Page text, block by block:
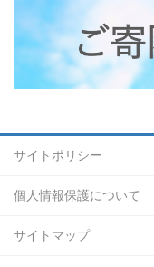
サイトポリシー
個人情報保護について
サイトマップ